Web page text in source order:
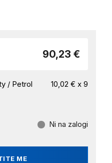
90,23 €
/ Petrol
10,02 € x 9
ME
Ni na zalogi